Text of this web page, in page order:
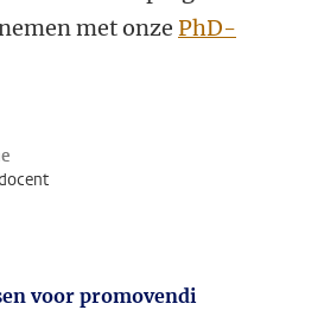
met onze PhD-
voor promovendi